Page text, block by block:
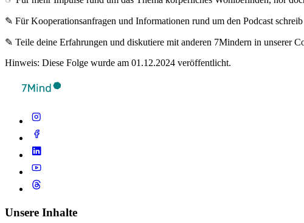
✎ Für Koope­ra­ti­ons­an­fra­gen und Infor­ma­tio­nen rund um den Pod­cast
✎ Teile deine Erfahrungen und diskutiere mit anderen 7Mindern in unserer
Hinweis: Diese Folge wurde am 01.12.2024 veröffentlicht.
Unsere Inhalte